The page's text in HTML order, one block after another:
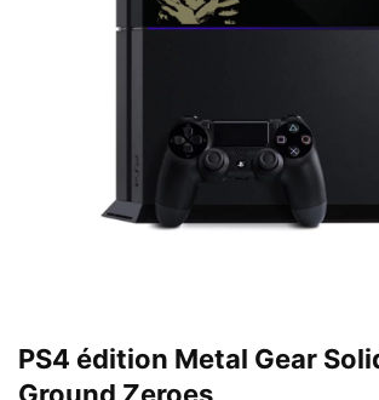
PS4 édition Metal Gear